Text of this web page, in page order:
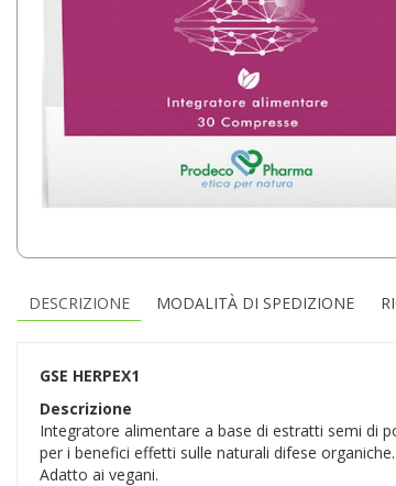
DESCRIZIONE MODALITÀ DI SPEDIZIONE
GSE HERPEX1
Descrizione
Integratore alimentare a base di estratti semi di
per i benefici effetti sulle naturali difese organiche.
Adatto ai vegani.